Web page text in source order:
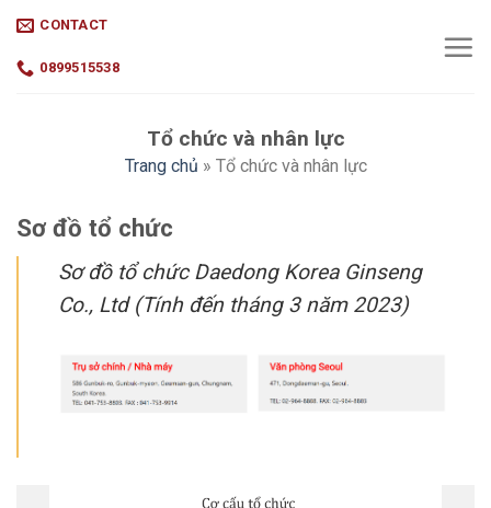
content
CONTACT
0899515538
Tổ chức và nhân lực
Trang chủ » Tổ chức và nhân lực
Sơ đồ tổ chức
Sơ đồ tổ chức Daedong Korea Ginseng
Co., Ltd (Tính đến tháng 3 năm 2023)